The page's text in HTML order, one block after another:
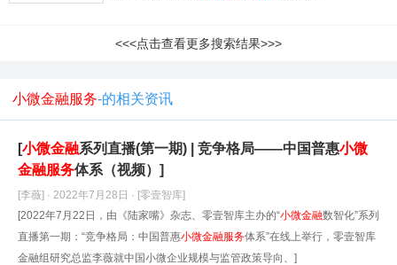
<<<点击查看更多搜索结果>>>
小微金融服务-的相关资讯
[小微金融系列直播(第一期) | 竞争格局——中国普惠小微
金融服务体系（视频）]
[李薇] · 2022年7月28日 · [零壹智库]
[2022年7月22日，由《陆家嘴》杂志、零壹智库主办的“小微金融数智化”系列
直播第一期：“竞争格局：中国普惠小微金融服务体系”在线上举行，零壹智库
金融组研究总监李薇就中国小微企业规模与监管政策导向、]